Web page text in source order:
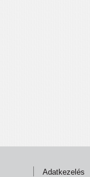
Adatkezelés